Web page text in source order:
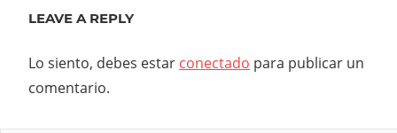
LEAVE A REPLY
Lo siento, debes estar conectado para publicar un
comentario.